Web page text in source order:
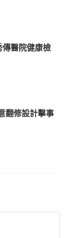
醫院健康檢
翻修設計擊事